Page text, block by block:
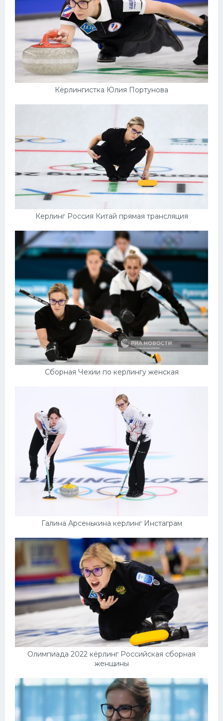
Кёрлингистка Юлия Портунова
Керлинг Россия Китай прямая трансляция
Сборная Чехии по керлингу женская
Галина Арсенькина керлинг Инстаграм
Олимпиада 2022 кёрлинг Российская сборная
женщины